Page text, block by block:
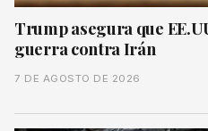
Trump asegura que
guerra contra Irán
7 DE AGOSTO DE 2026